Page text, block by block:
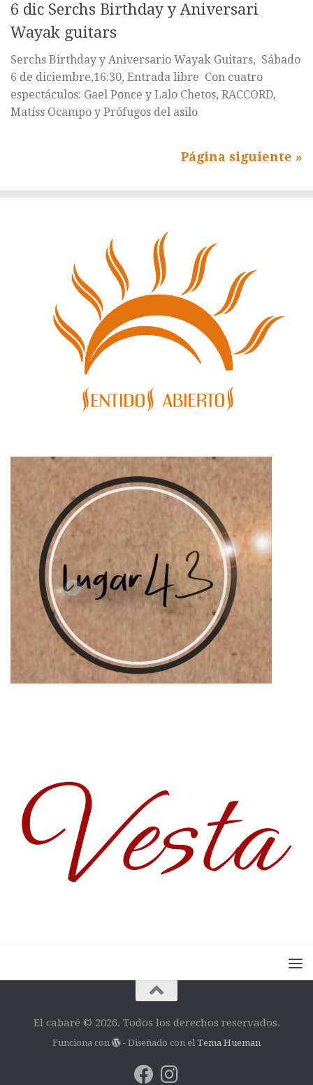
6 dic Serchs Birthday y Aniversari
Wayak guitars
Serchs Birthday y Aniversario Wayak Guitars, Sábado
6 de diciembre,16:30, Entrada libre Con cuatro
espectáculos: Gael Ponce y Lalo Chetos, RACCORD,
Matíss Ocampo y Prófugos del asilo
Página siguiente »
El cabaré © 2026. Todos los derechos reservados.
Funciona con - Diseñado con elTema Hueman